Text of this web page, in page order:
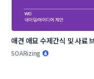
애견 애묘 수제간식 및 사료
작명부탁드립니다.
SOARizing